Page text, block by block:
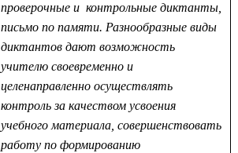
проверочные и контрольные диктанты,
письмо по памяти. Разнообразные виды
диктантов дают возможность
учителю своевременно и
целенаправленно осуществлять
контроль за качеством усвоения
учебного материала, совершенствовать
работу по формированию